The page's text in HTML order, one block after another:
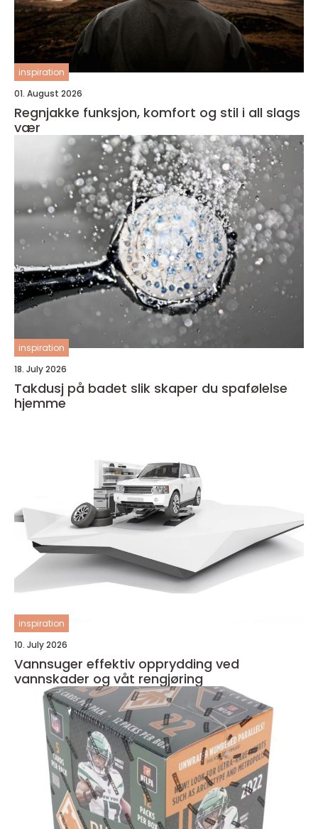
inspiration
01. August 2026
Regnjakke funksjon, komfort og stil i all slags
vær
inspiration
18. July 2026
Takdusj på badet slik skaper du spafølelse
hjemme
inspiration
10. July 2026
Vannsuger effektiv opprydding ved
vannskader og våt rengjøring